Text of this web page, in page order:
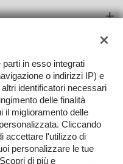
TORNA IN CIMA
in esso integrati
o indirizzi IP) e
identificatori necessari
delle finalità
il miglioramento delle
Cliccando
accettare l'utilizzo di
personalizzare le tue
di più e